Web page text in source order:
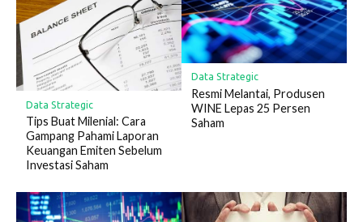
Data Strategic
Tips Buat Milenial: Cara
Gampang Pahami Laporan
Keuangan Emiten Sebelum
Investasi Saham
Data Strategic
Resmi Melantai, Produsen
WINE Lepas 25 Persen
Saham